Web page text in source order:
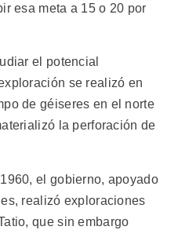
esa meta a 15 o 20 por
el potencial
se realizó en
de géiseres en el norte
la perforación de
el gobierno, apoyado
realizó exploraciones
que sin embargo